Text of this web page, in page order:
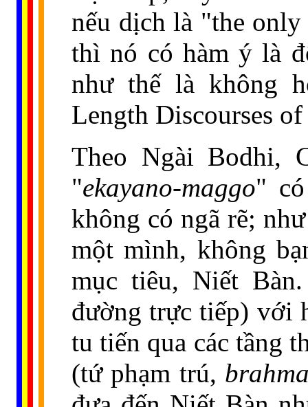
nếu dịch là "the
thì nó có hàm ý là
như thế là không
Length Discourses
Theo Ngài Bodhi,
"ekayano-maggo"
không có ngã rẽ;
một mình, không
mục tiêu, Niết
đường trực tiếp) với
tu tiến qua các tầng
(tứ phạm trú,